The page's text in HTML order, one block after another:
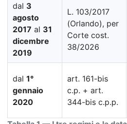
dal 3
agosto
2017 al 31
dicembre
2019
L. 103/2017
(Orlando), per
Corte cost.
38/2026
dal 1°
gennaio
2020
art. 161-bis
c.p. + art.
344-bis c.p.p.